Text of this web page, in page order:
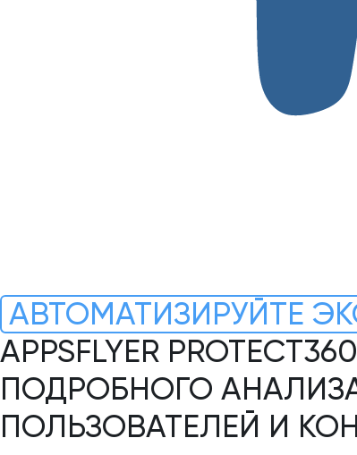
АВТОМАТИЗИРУЙТЕ
APPSFLYER
ПОДРОБНОГО
ПОЛЬЗОВАТЕЛЕЙ И